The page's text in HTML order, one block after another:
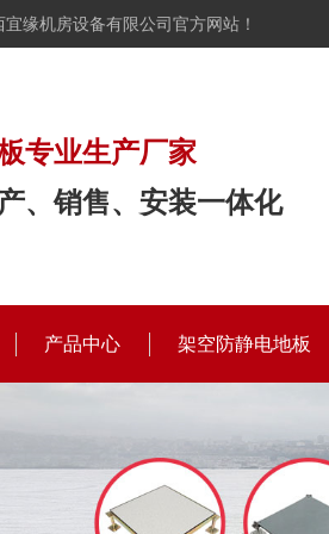
缘机房设备有限公司官方网站！
专业生产厂家
、销售、安装一体化
产品中心 架空防静电地板